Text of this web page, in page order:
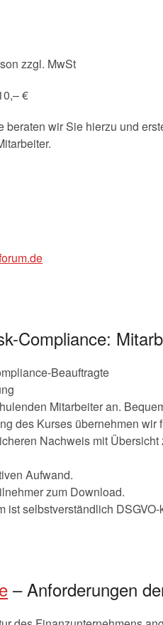
zzgl. MwSt
€
beraten wir Sie hierzu und
Compliance:
Beauftragte
Mitarbeiter an.
des Kurses übernehmen wir
Nachweis mit
Aufwand.
zum Download.
ist selbstverständlich
– Anforderungen